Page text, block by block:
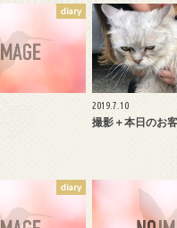
diary
2019.7.10
撮影＋本日のお
diary